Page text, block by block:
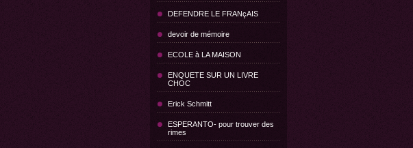
DEFENDRE LE FRANçAIS
devoir de mémoire
ECOLE à LA MAISON
ENQUETE SUR UN LIVRE
CHOC
Erick Schmitt
ESPERANTO- pour trouver des
rimes